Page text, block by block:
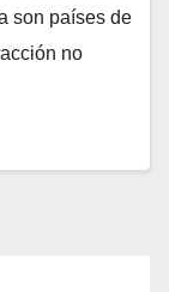
son países de
no